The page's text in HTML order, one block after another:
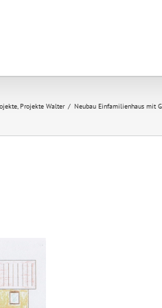
Projekte Walter Neubau Einfamilienhaus mit